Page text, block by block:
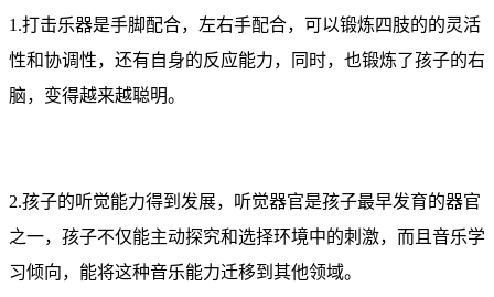
1.打击乐器是手脚配合，左右手配合，可以锻炼四肢的的灵活
性和协调性，还有自身的反应能力，同时，也锻炼了孩子的右
脑，变得越来越聪明。
2.孩子的听觉能力得到发展，听觉器官是孩子最早发育的器官
之一，孩子不仅能主动探究和选择环境中的刺激，而且音乐学
习倾向，能将这种音乐能力迁移到其他领域。